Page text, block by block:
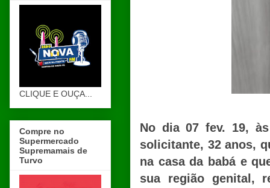
No dia 07 fev. 19,
solicitante, 32 anos,
na casa da babá e
sua região genital,
CLIQUE E OUÇA...
Compre no
Supermercado
Supremamais de
Turvo